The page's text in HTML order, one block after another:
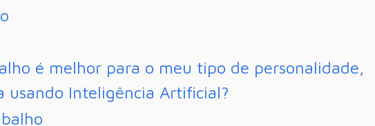
é melhor para o meu tipo de personalidade,
usando Inteligência Artificial?